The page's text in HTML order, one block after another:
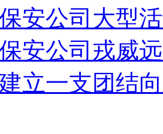
安公司大型
安公司戎威
立一支团结